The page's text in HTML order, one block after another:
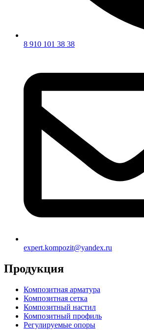
8 910 101 38 38
expert.kompozit@yandex.ru
Продукция
Композитная арматура
Композитная сетка
Композитный настил
Композитный профиль
Регулируемые опоры